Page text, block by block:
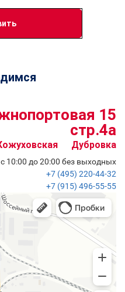
15
стр.4a
Дубровка
с 10:00 до 20:00 без выходных
+7 (495) 220-44-32
+7 (915) 496-55-55